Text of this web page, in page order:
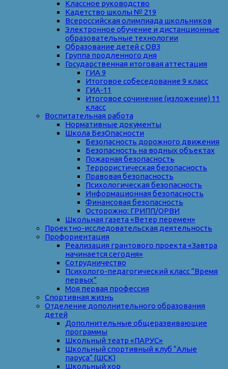
Классное руководство
Кадетство школы № 219
Всероссийская олимпиада школьников
Электронное обучение и дистанционные
образовательные технологии
Образование детей с ОВЗ
Группа продленного дня
Государственная итоговая аттестация
ГИА 9
Итоговое собеседование 9 класс
ГИА-11
Итоговое сочинение (изложение) 11
класс
Воспитательная работа
Нормативные документы
Школа БезОпасности
Безопасность дорожного движения
Безопасность на водных объектах
Пожарная безопасность
Террористическая безопасность
Правовая безопасность
Психологическая безопасность
Информационная безопасность
Финансовая безопасность
Осторожно: ГРИПП/ОРВИ
Школьная газета «Ветер перемен»
Проектно-исследовательская деятельность
Профориентация
Реализация грантового проекта «Завтра
начинается сегодня»
Сотрудничество
Психолого-педагогический класс “Время
первых”
Моя первая профессия
Спортивная жизнь
Отделение дополнительного образования
детей
Дополнительные общеразвивающие
программы
Школьный театр «ПАРУС»
Школьный спортивный клуб “Алые
паруса” (ШСК)
Школьный хор